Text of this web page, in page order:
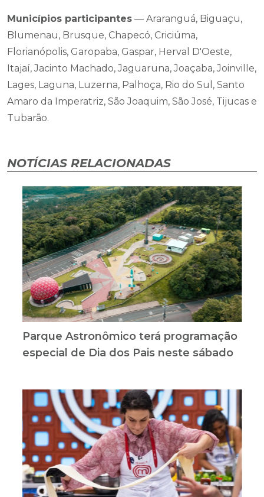
Municípios participantes — Araranguá, Biguaçu,
Blumenau, Brusque, Chapecó, Criciúma,
Florianópolis, Garopaba, Gaspar, Herval D'Oeste,
Itajaí, Jacinto Machado, Jaguaruna, Joaçaba, Joinville,
Lages, Laguna, Luzerna, Palhoça, Rio do Sul, Santo
Amaro da Imperatriz, São Joaquim, São José, Tijucas e
Tubarão.
NOTÍCIAS RELACIONADAS
Parque Astronômico terá programação
especial de Dia dos Pais neste sábado